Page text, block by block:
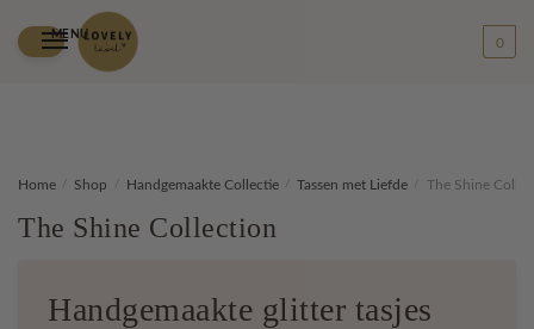
navigation
content
MENU
0
Home / Shop / Handgemaakte Collectie / Tassen met Liefde / The Shine
The Shine Collection
Handgemaakte glitter tasjes